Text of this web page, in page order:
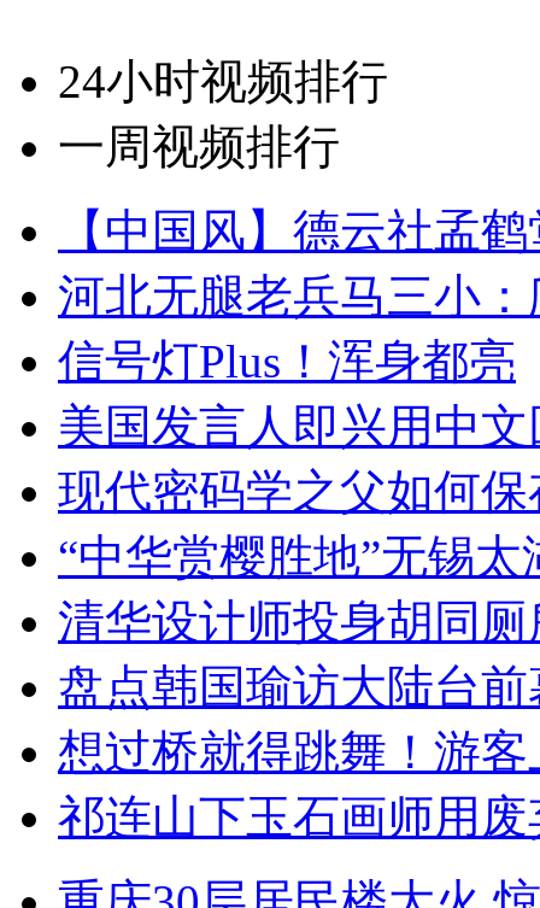
24小时视频排行
一周视频排行
【中国风】德云社孟
河北无腿老兵马三小
信号灯Plus！浑身都亮
美国发言人即兴用中
现代密码学之父如何
“中华赏樱胜地”无锡
清华设计师投身胡同
盘点韩国瑜访大陆台
想过桥就得跳舞！游客
祁连山下玉石画师用